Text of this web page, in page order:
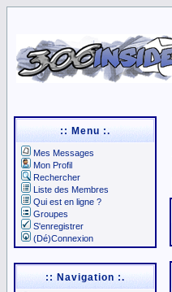
:: Menu :.
Mes Messages
Mon Profil
Rechercher
Liste des Membres
Qui est en ligne ?
Groupes
S'enregistrer
(Dé)Connexion
:: Navigation :.